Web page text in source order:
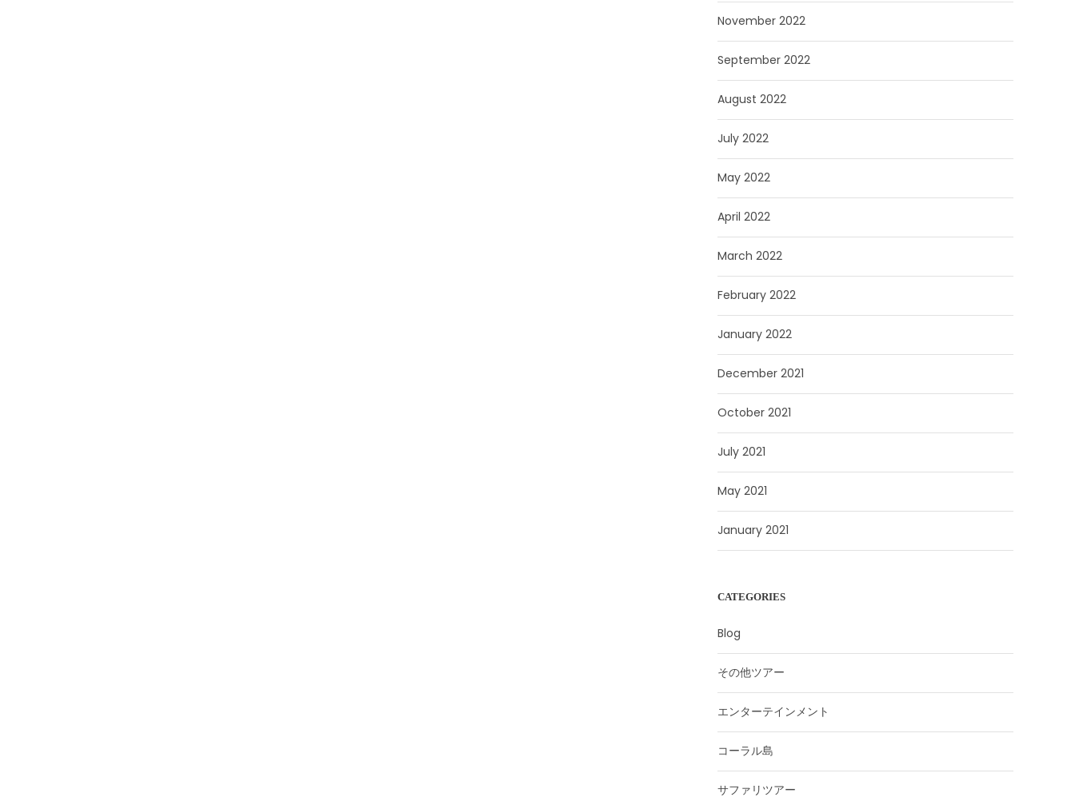
November 2022
September 2022
August 2022
July 2022
May 2022
April 2022
March 2022
February 2022
January 2022
December 2021
October 2021
July 2021
May 2021
January 2021
CATEGORIES
Blog
その他ツアー
エンターテインメント
コーラル島
サファリツアー